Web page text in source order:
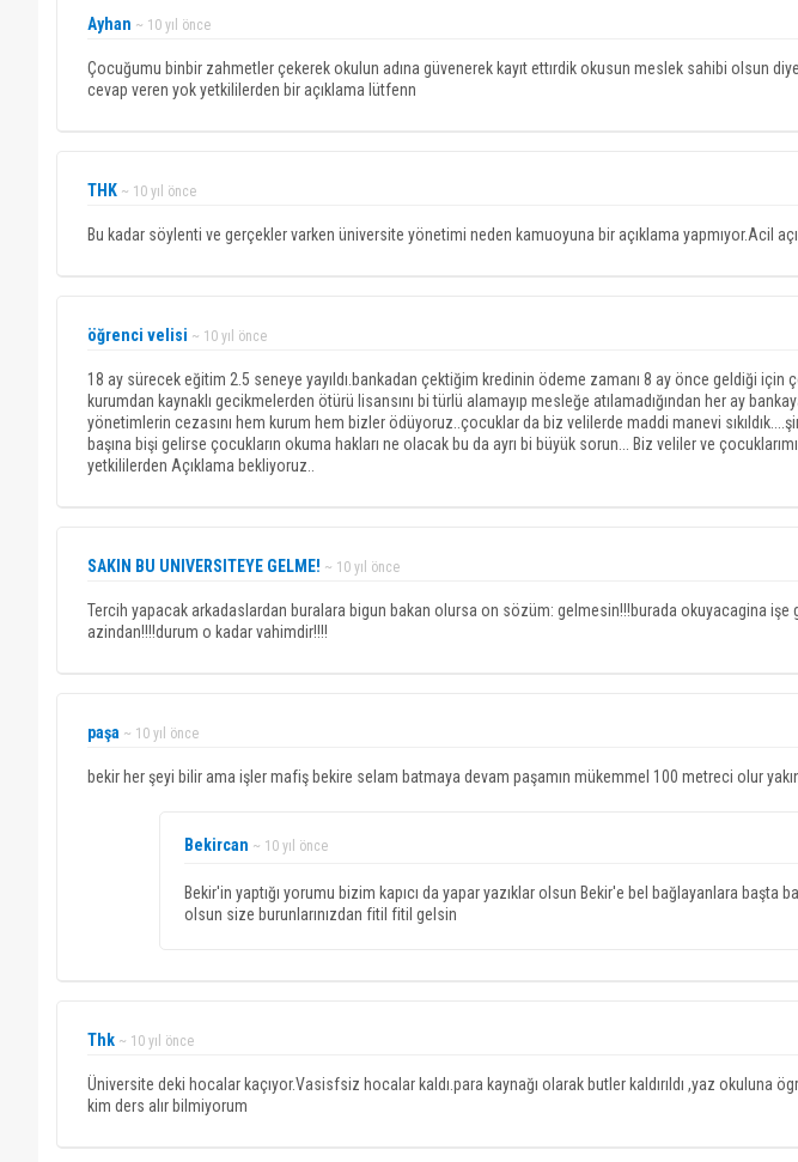
Ayhan ~ 10 yıl önce
Çocuğumu binbir zahmetler çekerek okulun adına güvenerek kayıt ettırdik okusun meslek sahibi olsun
cevap veren yok yetkililerden bir açıklama lütfenn
THK ~ 10 yıl önce
Bu kadar söylenti ve gerçekler varken üniversite yönetimi neden kamuoyuna bir açıklama yapmıyor.Acil
öğrenci velisi ~ 10 yıl önce
18 ay sürecek eğitim 2.5 seneye yayıldı.bankadan çektiğim kredinin ödeme zamanı 8 ay önce geldiği
kurumdan kaynaklı gecikmelerden ötürü lisansını bi türlü alamayıp mesleğe atılamadığından her ay
yönetimlerin cezasını hem kurum hem bizler ödüyoruz..çocuklar da biz velilerde maddi manevi
başına bişi gelirse çocukların okuma hakları ne olacak bu da ayrı bi büyük sorun... Biz veliler ve
yetkililerden Açıklama bekliyoruz..
SAKIN BU UNIVERSITEYE GELME! ~ 10 yıl önce
Tercih yapacak arkadaslardan buralara bigun bakan olursa on sözüm: gelmesin!!!burada okuyacagina işe
azindan!!!!durum o kadar vahimdir!!!!
paşa ~ 10 yıl önce
bekir her şeyi bilir ama işler mafiş bekire selam batmaya devam paşamın mükemmel 100 metreci olur
Bekircan ~ 10 yıl önce
Bekir'in yaptığı yorumu bizim kapıcı da yapar yazıklar olsun Bekir'e bel bağlayanlara başta
olsun size burunlarınızdan fitil fitil gelsin
Thk ~ 10 yıl önce
Üniversite deki hocalar kaçıyor.Vasisfsiz hocalar kaldı.para kaynağı olarak butler kaldırıldı ,yaz okuluna
kim ders alır bilmiyorum